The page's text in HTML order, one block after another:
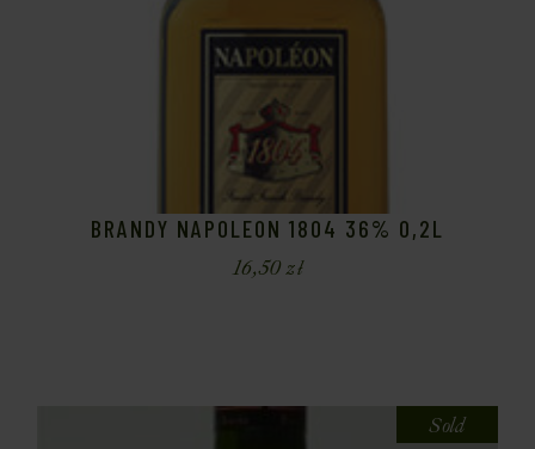
BRANDY NAPOLEON 1804 36% 0,2L
16,50zł
Sold